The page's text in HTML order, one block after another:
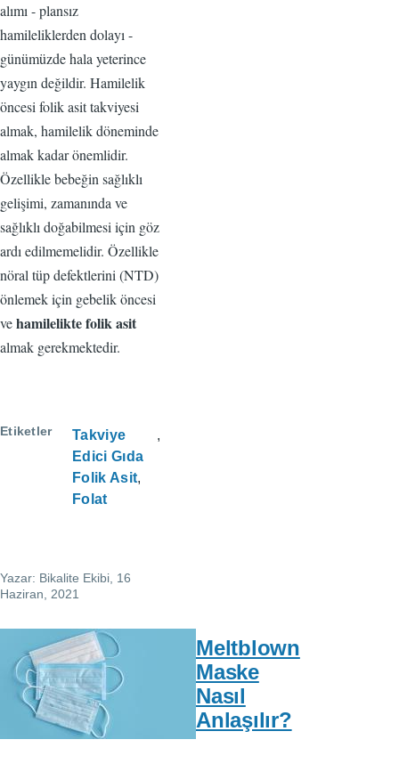
alımı - plansız
hamileliklerden dolayı -
günümüzde hala yeterince
yaygın değildir. Hamilelik
öncesi folik asit takviyesi
almak, hamilelik döneminde
almak kadar önemlidir.
Özellikle bebeğin sağlıklı
gelişimi, zamanında ve
sağlıklı doğabilmesi için göz
ardı edilmemelidir. Özellikle
nöral tüp defektlerini (NTD)
önlemek için gebelik öncesi
vehamilelikte folik asit
almak gerekmektedir.
Etiketler
Takviye
Edici Gıda
Folik Asit
Folat
Yazar: Bikalite Ekibi , 16
Haziran, 2021
Meltblown
Maske
Nasıl
Anlaşılır?